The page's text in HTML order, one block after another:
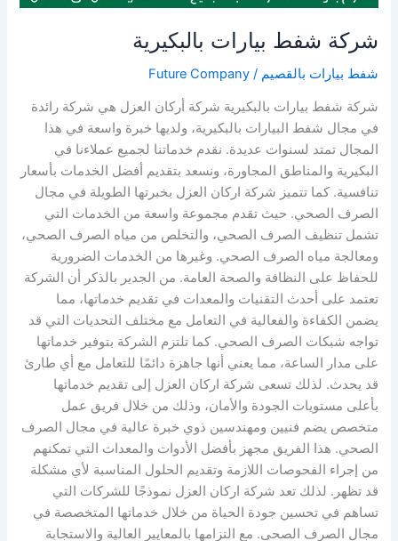
شركة شفط بيارات بالبكيرية
شفط بيارات بالقصيم /
Future Company
شركة شفط بيارات بالبكيرية شركة أركان العزل هي شركة رائدة
في مجال شفط البيارات بالبكيرية، ولديها خبرة واسعة في هذا
المجال تمتد لسنوات عديدة. نقدم خدماتنا لجميع عملاءنا في
البكيرية والمناطق المجاورة، ونسعد بتقديم أفضل الخدمات بأسعار
تنافسية. كما تتميز شركة اركان العزل بخبرتها الطويلة في مجال
الصرف الصحي. حيث تقدم مجموعة واسعة من الخدمات التي
تشمل تنظيف الصرف الصحي، والتخلص من مياه الصرف الصحي،
ومعالجة مياه الصرف الصحي. وغيرها من الخدمات الضرورية
للحفاظ على النظافة والصحة العامة. من الجدير بالذكر أن الشركة
تعتمد على أحدث التقنيات والمعدات في تقديم خدماتها، مما
يضمن الكفاءة والفعالية في التعامل مع مختلف التحديات التي قد
تواجه شبكات الصرف الصحي. كما تلتزم الشركة بتوفير خدماتها
على مدار الساعة، مما يعني أنها جاهزة دائمًا للتعامل مع أي طارئ
قد يحدث. لذلك تسعى شركة اركان العزل إلى تقديم خدماتها
بأعلى مستويات الجودة والأمان، وذلك من خلال فريق عمل
متخصص يضم فنيين ومهندسين ذوي خبرة عالية في مجال الصرف
الصحي. هذا الفريق مجهز بأفضل الأدوات والمعدات التي تمكنهم
من إجراء الفحوصات اللازمة وتقديم الحلول المناسبة لأي مشكلة
قد تظهر. لذلك تعد شركة اركان العزل نموذجًا للشركات التي
تساهم في تحسين جودة الحياة من خلال خدماتها المتخصصة في
مجال الصرف الصحي. مع التزامها بالمعايير العالية والاستجابة